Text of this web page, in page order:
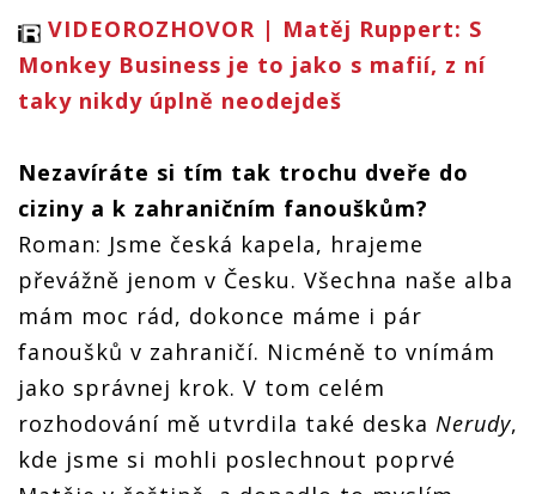
VIDEOROZHOVOR | Matěj Ruppert: S
Monkey Business je to jako s mafií, z ní
taky nikdy úplně neodejdeš
Nezavíráte si tím tak trochu dveře do
ciziny a k zahraničním fanouškům?
Roman: Jsme česká kapela, hrajeme
převážně jenom v Česku. Všechna naše alba
mám moc rád, dokonce máme i pár
fanoušků v zahraničí. Nicméně to vnímám
jako správnej krok. V tom celém
rozhodování mě utvrdila také deska Nerudy,
kde jsme si mohli poslechnout poprvé